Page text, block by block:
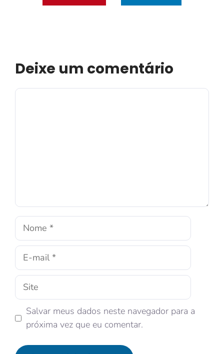
Deixe um comentário
Salvar meus dados neste navegador para a
próxima vez que eu comentar.